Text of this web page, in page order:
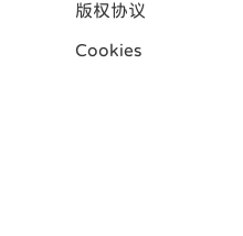
版权协议
Cookies